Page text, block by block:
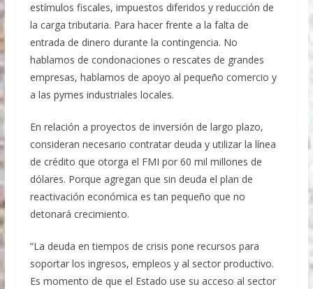
estímulos fiscales, impuestos diferidos y reducción de
la carga tributaria. Para hacer frente a la falta de
entrada de dinero durante la contingencia. No
hablamos de condonaciones o rescates de grandes
empresas, hablamos de apoyo al pequeño comercio y
a las pymes industriales locales.
En relación a proyectos de inversión de largo plazo,
consideran necesario contratar deuda y utilizar la línea
de crédito que otorga el FMI por 60 mil millones de
dólares. Porque agregan que sin deuda el plan de
reactivación económica es tan pequeño que no
detonará crecimiento.
“La deuda en tiempos de crisis pone recursos para
soportar los ingresos, empleos y al sector productivo.
Es momento de que el Estado use su acceso al sector